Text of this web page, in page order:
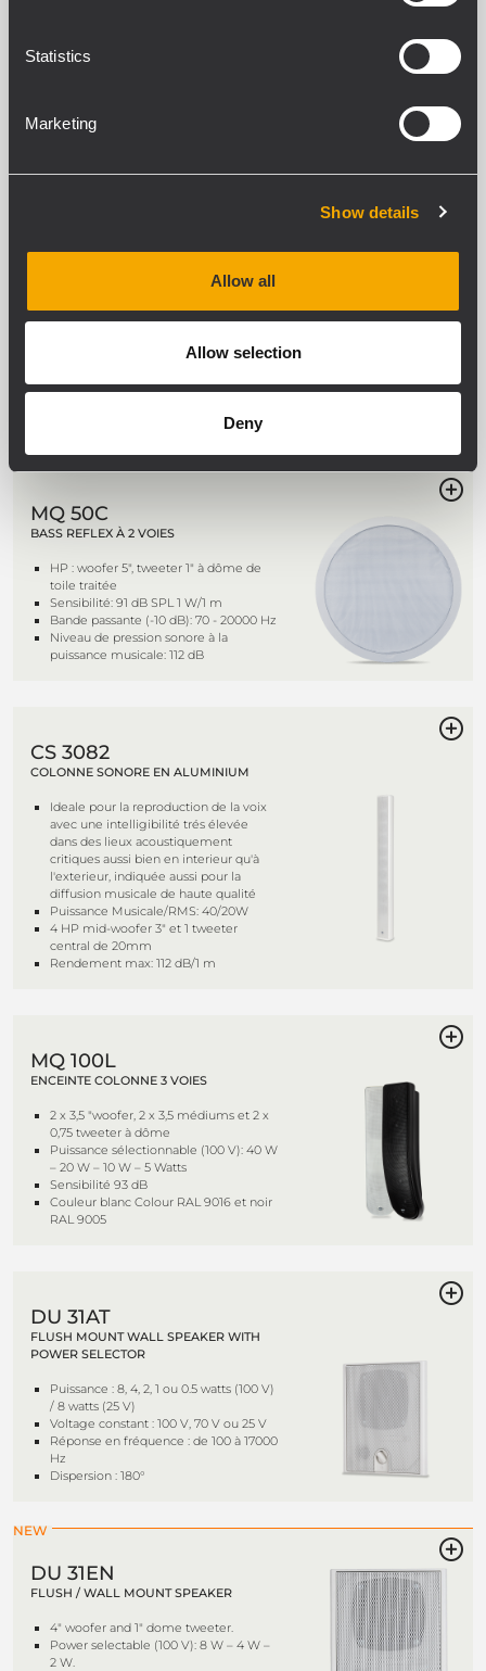
Statistics
Marketing
Show details
Allow all
Allow selection
Deny
Puissance musicale /RMS : 16/8W
Corps en matière plastique e grille
MF 33EN
ENCEINTE PLAFONNIER PASSIVE DEUX
40 W - 20 W - 10 W - 5 W - 2,5 W
MQ 50C
BASS REFLEX À 2 VOIES
HP : woofer 5", tweeter 1" à dôme de
toile traitée
Sensibilité: 91 dB SPL 1 W/1 m
Bande passante (-10 dB): 70 - 20000 Hz
Niveau de pression sonore à la
puissance musicale: 112 dB
CS 3082
COLONNE SONORE EN ALUMINIUM
Ideale pour la reproduction de la voix
avec une intelligibilité trés élevée
dans des lieux acoustiquement
critiques aussi bien en interieur qu'à
l'exterieur, indiquée aussi pour la
diffusion musicale de haute qualité
Puissance Musicale/RMS: 40/20W
4 HP mid-woofer 3" et 1 tweeter
central de 20mm
Rendement max: 112 dB/1 m
MQ 100L
ENCEINTE COLONNE 3 VOIES
2 x 3,5 "woofer, 2 x 3,5 médiums et 2 x
0,75 tweeter à dôme
Puissance sélectionnable (100 V): 40 W
– 20 W – 10 W – 5 Watts
Sensibilité 93 dB
Couleur blanc Colour RAL 9016 et noir
RAL 9005
DU 31AT
FLUSH MOUNT WALL SPEAKER WITH
POWER SELECTOR
Puissance : 8, 4, 2, 1 ou 0.5 watts (100 V)
/ 8 watts (25 V)
Voltage constant : 100 V, 70 V ou 25 V
Réponse en fréquence : de 100 à 17000
Hz
Dispersion : 180°
NEW
DU 31EN
FLUSH / WALL MOUNT SPEAKER
4" woofer and 1" dome tweeter.
Power selectable (100 V): 8 W – 4 W –
2 W.